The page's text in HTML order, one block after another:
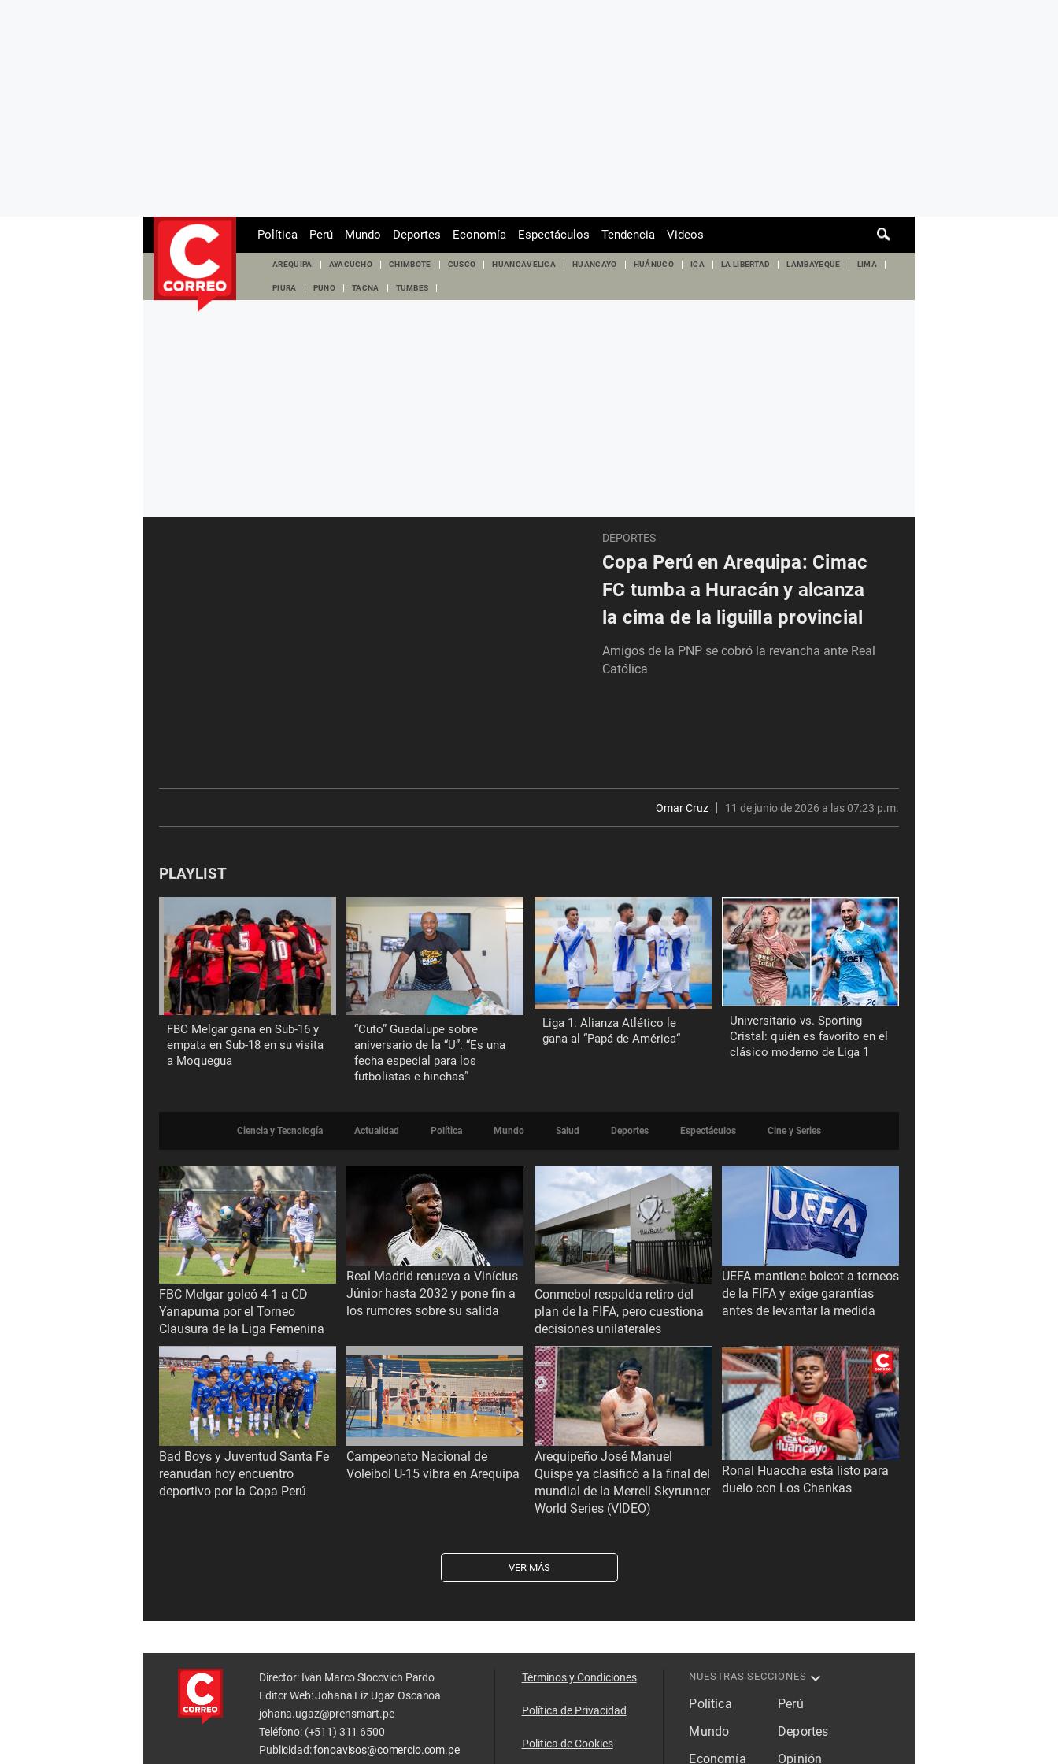
de
Política Perú Mundo Deportes Economía Espectáculos Tendencia Videos
AREQUIPA AYACUCHO CHIMBOTE CUSCO HUANCAVELICA HUANCAYO HUÁNUCO ICA LA LIBERTAD LAMBAYEQUE LIMA
PIURA PUNO TACNA TUMBES
DEPORTES
Copa Perú en Arequipa: Cimac
FC tumba a Huracán y alcanza
la cima de la liguilla provincial
Amigos de la PNP se cobró la revancha ante Real
Católica
Omar Cruz 11 de junio de 2026 a las 07:23 p.m.
PLAYLIST
FBC Melgar gana en Sub-16 y
empata en Sub-18 en su visita
a Moquegua
“Cuto” Guadalupe sobre
aniversario de la “U”: “Es una
fecha especial para los
futbolistas e hinchas”
Liga 1: Alianza Atlético le
gana al “Papá de América“
Universitario vs. Sporting
Cristal: quién es favorito en el
clásico moderno de Liga 1
Ciencia y Tecnología Actualidad Política Mundo Salud Deportes Espectáculos Cine y Series
FBC Melgar goleó 4-1 a CD
Yanapuma por el Torneo
Clausura de la Liga Femenina
Real Madrid renueva a Vinícius
Júnior hasta 2032 y pone fin a
los rumores sobre su salida
Conmebol respalda retiro del
plan de la FIFA, pero cuestiona
decisiones unilaterales
UEFA mantiene boicot a torneos
de la FIFA y exige garantías
antes de levantar la medida
Bad Boys y Juventud Santa Fe
reanudan hoy encuentro
deportivo por la Copa Perú
Campeonato Nacional de
Voleibol U-15 vibra en Arequipa
Arequipeño José Manuel
Quispe ya clasificó a la final del
mundial de la Merrell Skyrunner
World Series (VIDEO)
Ronal Huaccha está listo para
duelo con Los Chankas
VER MÁS
Director: Iván Marco Slocovich Pardo
Editor Web: Johana Liz Ugaz Oscanoa
johana.ugaz@prensmart.pe
Teléfono: (+511) 311 6500
Publicidad:fonoavisos@comercio.com.pe
Términos y Condiciones
Política de Privacidad
Politica de Cookies
NUESTRAS SECCIONES
Política
Perú
Mundo
Deportes
Economía
Opinión